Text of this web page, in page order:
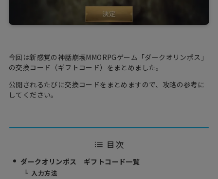
今回は新感覚の神話崩壊MMORPGゲーム「ダークオリンポス」
の交換コード（ギフトコード）をまとめました。
公開されるたびに交換コードをまとめますので、攻略の参考に
してください。
目次
ダークオリンポス ギフトコード一覧
入力方法